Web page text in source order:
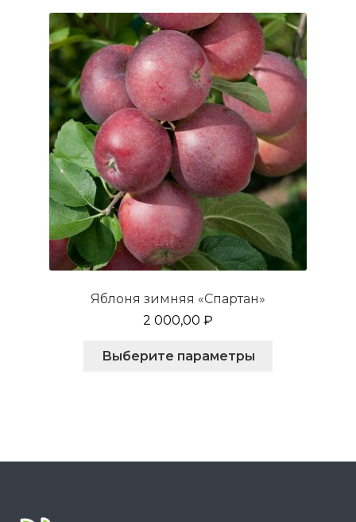
Яблоня зимняя «Спартан»
2 000,00 ₽
Выберите параметры